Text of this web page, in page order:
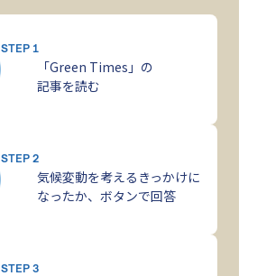
STEP 1
「Green Times」の
記事を読む
STEP 2
気候変動を考えるきっかけに
なったか、ボタンで回答
STEP 3